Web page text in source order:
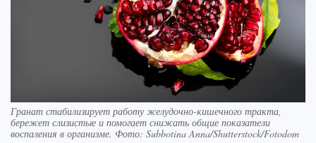
Гранат стабилизирует работу желудочно-кишечного тракта,
бережет слизистые и помогает снижать общие показатели
воспаления в организме. Фото: Subbotina Anna/Shutterstock/Fotodom